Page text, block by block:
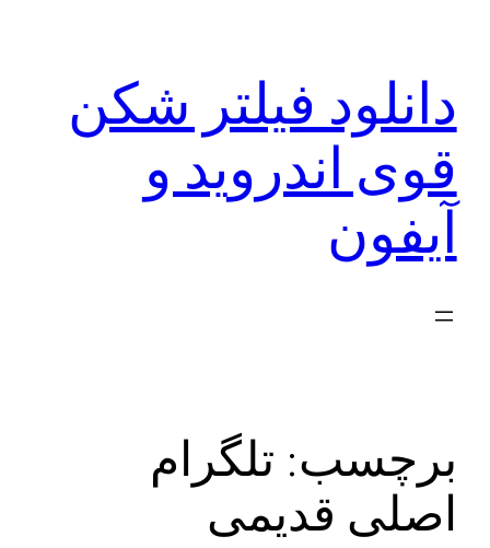
دانلود فیلتر شکن
قوی اندروید و
آیفون
برچسب: تلگرام
اصلی قدیمی